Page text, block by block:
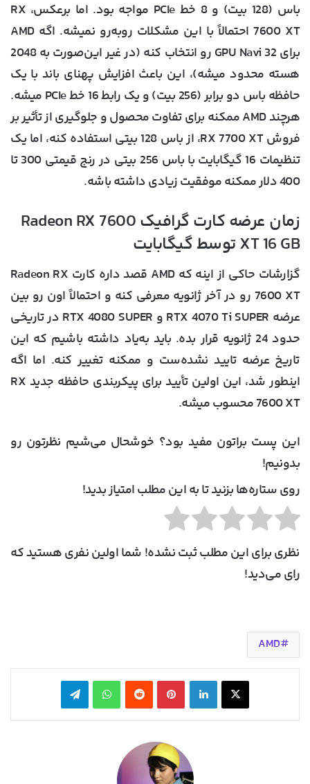
باس (128 بیت) و 8 خط PCIe مواجه بود. اما برعکس، RX
7600 XT احتمالاً با این مشکلات روبه‌رو نمیشه. اگه AMD
برای GPU Navi 32 رو انتخاب کنه (در غیر این‌صورت به 2048
هسته محدود میشه)، این باعث افزایش پهنای باند با یک
حافظه باس دو برابر (256 بیت) و یک رابط 16 خط PCIe میشه.
هرچند AMD ممکنه برای تفاوت محصول و جلوگیری از تأثیر بر
فروش RX 7700 XT، از باس 128 بیتی استفاده کنه، اما یک
تنظیمات 16 گیگابایت با باس 256 بیتی در رنج قیمتی 300 تا
400 دلار ممکنه موفقیت زیادی داشته باشه.
زمان عرضه کارت گرافیک Radeon RX 7600
XT 16 GB توسط گیگابایت
گزارشات حاکی از اینه که AMD قصد داره کارت Radeon RX
7600 XT رو در آخر ژانویه‌ معرفی کنه و احتمالاً اون رو بین
عرضه RTX 4070 Ti SUPER و RTX 4080 SUPER در تاریخی
حدود 24 ژانویه قرار بده. باید به‌یاد داشته باشیم که این
تاریخ عرضه تایید نشده‌ست و ممکنه تغییر کنه. اما اگه
اینطور شد، این اولین تأیید برای پیکربندی حافظه جدید RX
7600 XT محسوب میشه.
این پست براتون مفید بود؟ خوشحال می‌شیم نظرتون رو
بدونیم!
روی ستاره‌ها بزنید تا به این مطلب امتیاز بدید!
نظری برای این مطلب ثبت نشده! شما اولین نفری هستید که
رای می‌دید!
AMD
X لینکدین ‫پین‌ترست‫رددیت واتس آپ تلگرام